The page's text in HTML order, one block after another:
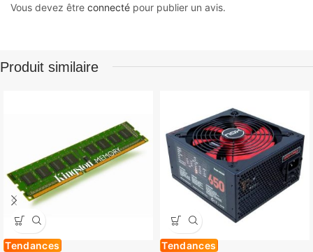
Vous devez être connecté pour publier un avis.
Produit similaire
Tendances Tendances